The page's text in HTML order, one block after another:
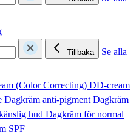
Tillbaka
Se alla
(Color Correcting) DD-cream
Dagkräm anti-pigmentDagkräm
hud Dagkräm för normal
SPF